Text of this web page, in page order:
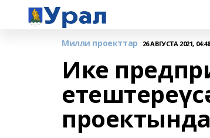
Милли проекттар 26 АВГУСТА 2021, 04:48
Ике